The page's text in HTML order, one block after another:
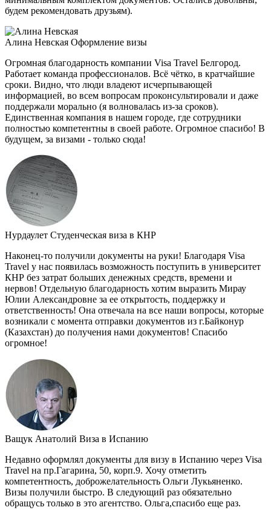
будем рекомендовать друзьям).
Алина Невская Оформление визы
Огромная благодарность компании Visa Travel Белгород.
Работает команда профессионалов. Всё чётко, в кратчайшие
сроки. Видно, что люди владеют исчерпывающей
информацией, во всем вопросам проконсультировали и даже
поддержали морально (я волновалась из-за сроков).
Единственная компания в нашем городе, где сотрудники
полностью компетентны в своей работе. Огромное спасибо! В
будущем, за визами - только сюда!
Нурдаулет Студенческая виза в КНР
Наконец-то получили документы на руки! Благодаря Visa
Travel у нас появилась возможность поступить в университет
КНР без затрат больших денежных средств, времени и
нервов! Отдельную благодарность хотим выразить Мирау
Юлии Александровне за ее открытость, поддержку и
ответственность! Она отвечала на все наши вопросы, которые
возникали с момента отправки документов из г.Байконур
(Казахстан) до получения нами документов! Спасибо
огромное!
Ващук Анатолий Виза в Испанию
Недавно оформлял документы для визу в Испанию через Visa
Travel на пр.Гагарина, 50, корп.9. Хочу отметить
компетентность, доброжелательность Ольги Лукьяненко.
Визы получили быстро. В следующий раз обязательно
обращусь только в это агентство. Ольга,спасибо еще раз.